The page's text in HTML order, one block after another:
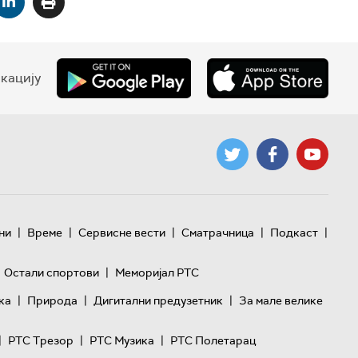
| Време | Сервисне вести | Сматрачница | Подкаст |
Остали спортови | Меморијал РТС
| Природа | Дигитални предузетник | За мале велике
РТС Трезор | РТС Музика | РТС Полетарац